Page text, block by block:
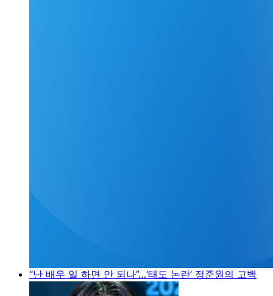
“난 배우 일 하면 안 되나”…‘태도 논란’ 정준원의 고백